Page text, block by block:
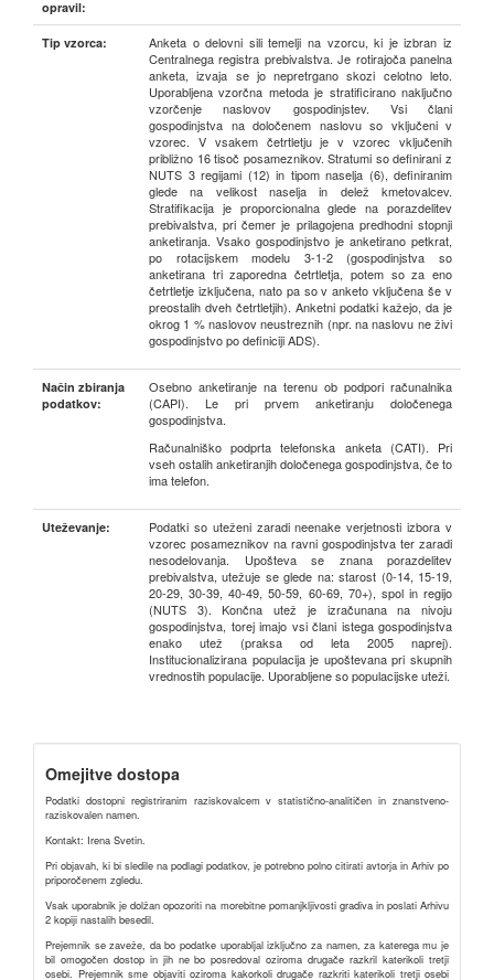
opravil:
Tip vzorca:
Anketa o delovni sili temelji na vzorcu, ki je izbran iz
Centralnega registra prebivalstva. Je rotirajoča panelna
anketa, izvaja se jo nepretrgano skozi celotno leto.
Uporabljena vzorčna metoda je stratificirano naključno
vzorčenje naslovov gospodinjstev. Vsi člani
gospodinjstva na določenem naslovu so vključeni v
vzorec. V vsakem četrtletju je v vzorec vključenih
približno 16 tisoč posameznikov. Stratumi so definirani z
NUTS 3 regijami (12) in tipom naselja (6), definiranim
glede na velikost naselja in delež kmetovalcev.
Stratifikacija je proporcionalna glede na porazdelitev
prebivalstva, pri čemer je prilagojena predhodni stopnji
anketiranja. Vsako gospodinjstvo je anketirano petkrat,
po rotacijskem modelu 3-1-2 (gospodinjstva so
anketirana tri zaporedna četrtletja, potem so za eno
četrtletje izključena, nato pa so v anketo vključena še v
preostalih dveh četrtletjih). Anketni podatki kažejo, da je
okrog 1 % naslovov neustreznih (npr. na naslovu ne živi
gospodinjstvo po definiciji ADS).
Način zbiranja
podatkov:
Osebno anketiranje na terenu ob podpori računalnika
(CAPI). Le pri prvem anketiranju določenega
gospodinjstva.
Računalniško podprta telefonska anketa (CATI). Pri
vseh ostalih anketiranjih določenega gospodinjstva, če to
ima telefon.
Uteževanje:
Podatki so uteženi zaradi neenake verjetnosti izbora v
vzorec posameznikov na ravni gospodinjstva ter zaradi
nesodelovanja. Upošteva se znana porazdelitev
prebivalstva, utežuje se glede na: starost (0-14, 15-19,
20-29, 30-39, 40-49, 50-59, 60-69, 70+), spol in regijo
(NUTS 3). Končna utež je izračunana na nivoju
gospodinjstva, torej imajo vsi člani istega gospodinjstva
enako utež (praksa od leta 2005 naprej).
Institucionalizirana populacija je upoštevana pri skupnih
vrednostih populacije. Uporabljene so populacijske uteži.
Omejitve dostopa
Podatki dostopni registriranim raziskovalcem v statistično-analitičen in znanstveno-
raziskovalen namen.
Kontakt: Irena Svetin.
Pri objavah, ki bi sledile na podlagi podatkov, je potrebno polno citirati avtorja in Arhiv po
priporočenem zgledu.
Vsak uporabnik je dolžan opozoriti na morebitne pomanjkljivosti gradiva in poslati Arhivu
2 kopiji nastalih besedil.
Prejemnik se zaveže, da bo podatke uporabljal izključno za namen, za katerega mu je
bil omogočen dostop in jih ne bo posredoval oziroma drugače razkril katerikoli tretji
osebi. Prejemnik sme objaviti oziroma kakorkoli drugače razkriti katerikoli tretji osebi